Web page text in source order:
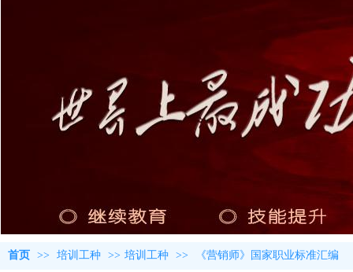
首页 >> 培训工种 >> 培训工种 >> 《营销师》国家职业标准汇编